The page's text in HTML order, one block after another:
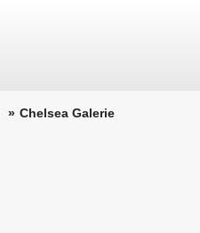
Chelsea Galerie